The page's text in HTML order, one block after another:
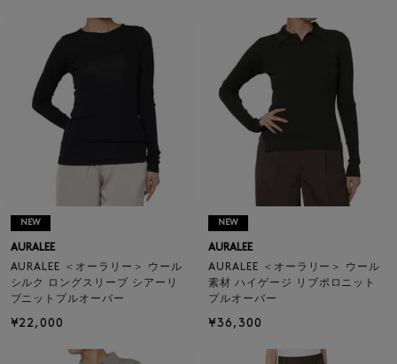
NEW
AURALEE
AURALEE ＜オーラリー＞ ウール
シルク ロングスリーブ シアーリ
ブニットプルオーバー
¥22,000
NEW
AURALEE
AURALEE ＜オーラリー＞ ウール
素材 ハイゲージ リブポロニット
プルオーバー
¥36,300